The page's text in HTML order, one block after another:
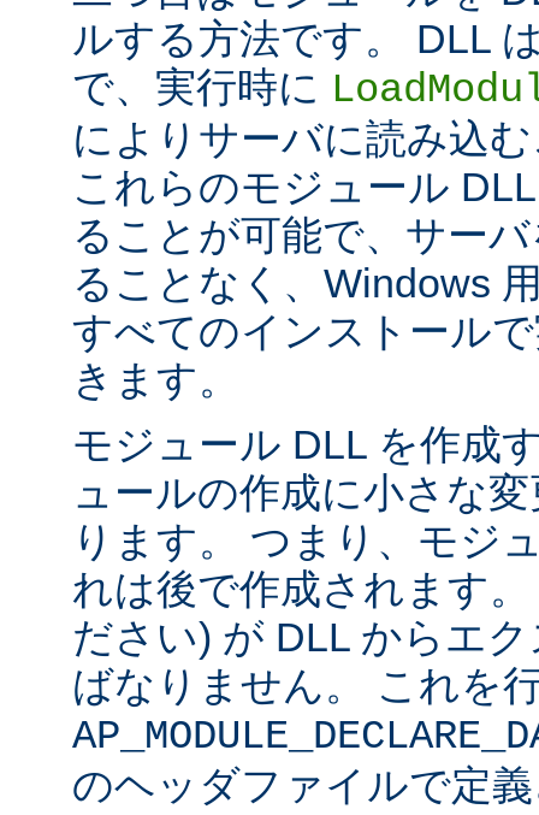
ルする方法です。 DLL
で、実行時に
によりサーバに読み込
これらのモジュール
ることが可能で、サー
ることなく、Windows
すべてのインストール
きます。
モジュール DLL を作成
ュールの作成に小さな
ります。 つまり、モジ
れは後で作成されます
ださい) が DLL からエ
ばなりません。 これを
のヘッダファイルで定